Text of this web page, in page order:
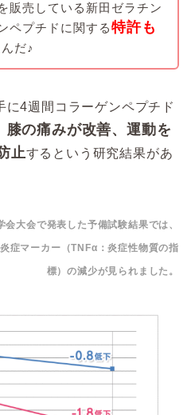
販売している新田ゼラチン
ペプチドに関する特許も
だ♪
4週間コラーゲンペプチド
膝の痛みが改善、運動を
止するという研究結果があ
大会で発表した予備試験結果では、
症マーカー（TNFα：炎症性物質の指
標）の減少が見られました。